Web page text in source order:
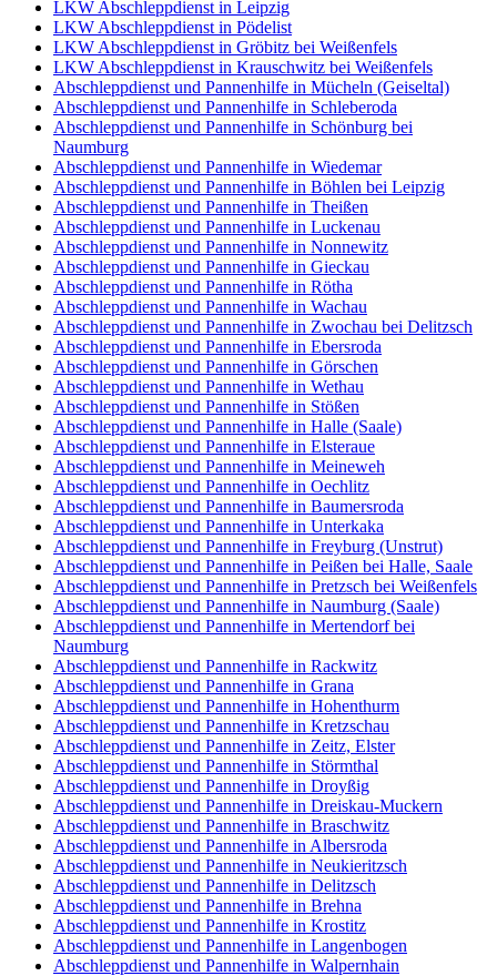
LKW Abschleppdienst in Leipzig
LKW Abschleppdienst in Pödelist
LKW Abschleppdienst in Gröbitz bei Weißenfels
LKW Abschleppdienst in Krauschwitz bei Weißenfels
Abschleppdienst und Pannenhilfe in Mücheln (Geiseltal)
Abschleppdienst und Pannenhilfe in Schleberoda
Abschleppdienst und Pannenhilfe in Schönburg bei
Naumburg
Abschleppdienst und Pannenhilfe in Wiedemar
Abschleppdienst und Pannenhilfe in Böhlen bei Leipzig
Abschleppdienst und Pannenhilfe in Theißen
Abschleppdienst und Pannenhilfe in Luckenau
Abschleppdienst und Pannenhilfe in Nonnewitz
Abschleppdienst und Pannenhilfe in Gieckau
Abschleppdienst und Pannenhilfe in Rötha
Abschleppdienst und Pannenhilfe in Wachau
Abschleppdienst und Pannenhilfe in Zwochau bei Delitzsch
Abschleppdienst und Pannenhilfe in Ebersroda
Abschleppdienst und Pannenhilfe in Görschen
Abschleppdienst und Pannenhilfe in Wethau
Abschleppdienst und Pannenhilfe in Stößen
Abschleppdienst und Pannenhilfe in Halle (Saale)
Abschleppdienst und Pannenhilfe in Elsteraue
Abschleppdienst und Pannenhilfe in Meineweh
Abschleppdienst und Pannenhilfe in Oechlitz
Abschleppdienst und Pannenhilfe in Baumersroda
Abschleppdienst und Pannenhilfe in Unterkaka
Abschleppdienst und Pannenhilfe in Freyburg (Unstrut)
Abschleppdienst und Pannenhilfe in Peißen bei Halle, Saale
Abschleppdienst und Pannenhilfe in Pretzsch bei Weißenfels
Abschleppdienst und Pannenhilfe in Naumburg (Saale)
Abschleppdienst und Pannenhilfe in Mertendorf bei
Naumburg
Abschleppdienst und Pannenhilfe in Rackwitz
Abschleppdienst und Pannenhilfe in Grana
Abschleppdienst und Pannenhilfe in Hohenthurm
Abschleppdienst und Pannenhilfe in Kretzschau
Abschleppdienst und Pannenhilfe in Zeitz, Elster
Abschleppdienst und Pannenhilfe in Störmthal
Abschleppdienst und Pannenhilfe in Droyßig
Abschleppdienst und Pannenhilfe in Dreiskau-Muckern
Abschleppdienst und Pannenhilfe in Braschwitz
Abschleppdienst und Pannenhilfe in Albersroda
Abschleppdienst und Pannenhilfe in Neukieritzsch
Abschleppdienst und Pannenhilfe in Delitzsch
Abschleppdienst und Pannenhilfe in Brehna
Abschleppdienst und Pannenhilfe in Krostitz
Abschleppdienst und Pannenhilfe in Langenbogen
Abschleppdienst und Pannenhilfe in Walpernhain